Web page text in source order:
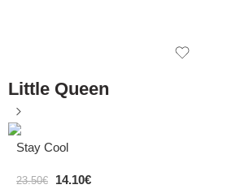
Little Queen
Stay Cool
23.50€ 14.10€